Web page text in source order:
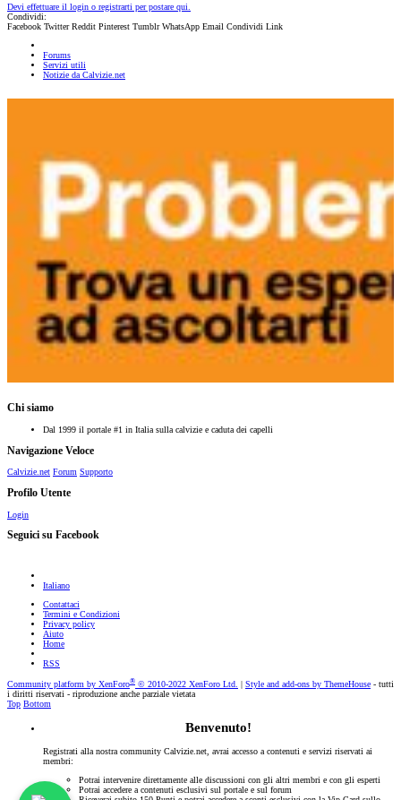
Devi effettuare il login o registrarti per postare qui.
Condividi:
Facebook Twitter Reddit Pinterest Tumblr WhatsApp Email Condividi Link
Forums
Servizi utili
Notizie da Calvizie.net
Chi siamo
Dal 1999 il portale #1 in Italia sulla calvizie e caduta dei capelli
Navigazione Veloce
Calvizie.net Forum Supporto
Profilo Utente
Login
Seguici su Facebook
Italiano
Contattaci
Termini e Condizioni
Privacy policy
Aiuto
Home
RSS
Community platform by XenForo® © 2010-2022 XenForo Ltd. Style and add-ons by ThemeHouse - tutti
i diritti riservati - riproduzione anche parziale vietata
Top Bottom
Benvenuto!
Registrati alla nostra community Calvizie.net, avrai accesso a contenuti e servizi riservati ai
membri:
Potrai intervenire direttamente alle discussioni con gli altri membri e con gli esperti
Potrai accedere a contenuti esclusivi sul portale e sul forum